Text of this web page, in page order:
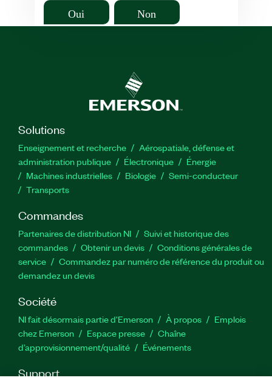
Oui Non
Solutions
Enseignement et recherche
Aérospatiale, défense et
administration publique
Électronique
Énergie​
Machines industrielles
Biologie
Semi-conducteur
Transports
Commandes
Partenaires de distribution NI
Suivi et historique des
commandes
Obtenir un devis
Conditions générales de
service
Commandez par numéro de référence du produit ou
demandez un devis
Société
NI fait désormais partie d'Emerson À propos
Emplois
chez Emerson
Espace presse
Chaîne
d’approvisionnement/qualité
Événements
Support